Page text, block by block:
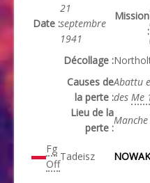
Date :
21
septembre
1941
Mission
:
Décollage :
Causes de
la perte :
Abattu
des Me
Lieu de la
perte :
Manche
Fg
Off
Tadeisz NOWAK